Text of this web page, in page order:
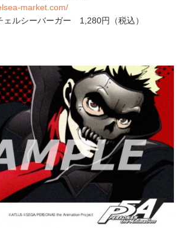
market.com/
ルシーバーガー 1,280円（税込）